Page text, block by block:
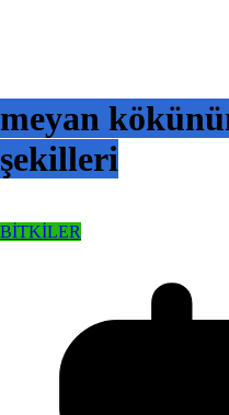
meyan
şekilleri
BİTKİLER